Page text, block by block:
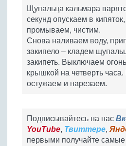
Щупальца кальмара
секунд опускаем в
промываем, чистим.
Снова наливаем воду,
закипело – кладем
закипеть. Выключаем
крышкой на четверть часа.
остужаем и нарезаем.
Подписывайтесь на нас
YouTube, Твиттере,
первыми получайте